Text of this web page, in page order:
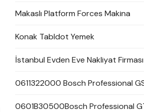
Makaslı Platform Forces Makina
Konak Tabldot Yemek
İstanbul Evden Eve Nakliyat Firması
0611322000 Bosch Professional
0601B30500Bosch Professional